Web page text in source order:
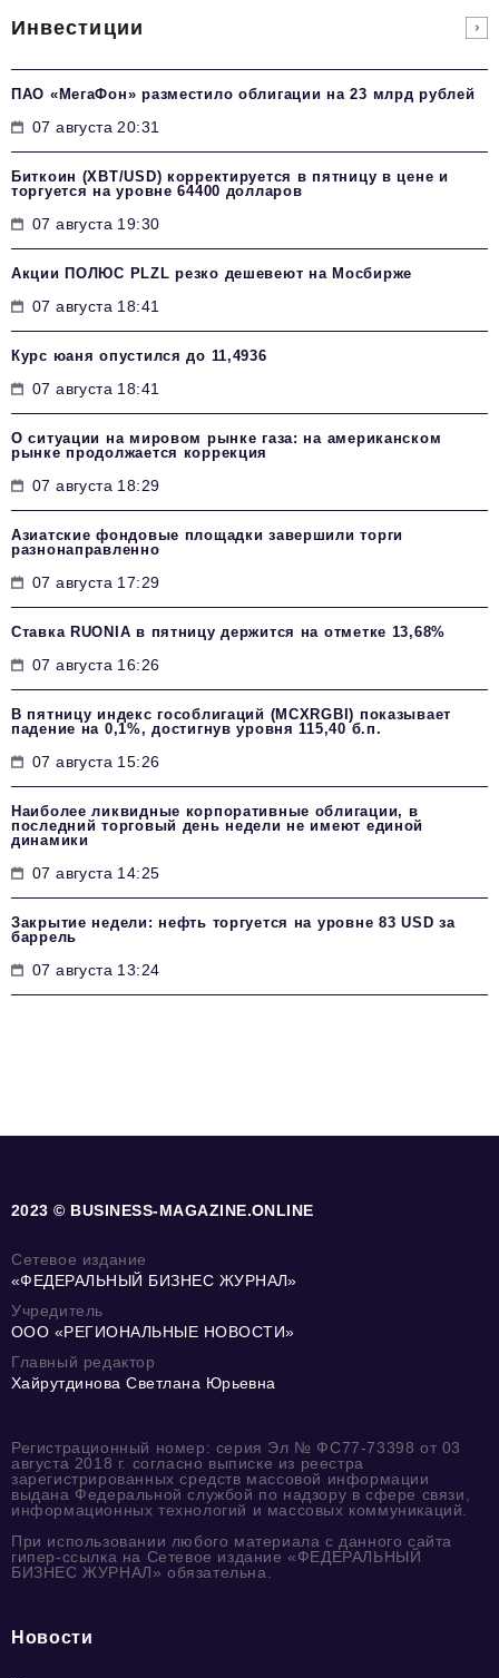
Инвестиции
ПАО «МегаФон» разместило облигации на 23 млрд рублей
07 августа 20:31
Биткоин (XBT/USD) корректируется в пятницу в цене и
торгуется на уровне 64400 долларов
07 августа 19:30
Акции ПОЛЮС PLZL резко дешевеют на Мосбирже
07 августа 18:41
Курс юаня опустился до 11,4936
07 августа 18:41
О ситуации на мировом рынке газа: на американском
рынке продолжается коррекция
07 августа 18:29
Азиатские фондовые площадки завершили торги
разнонаправленно
07 августа 17:29
Ставка RUONIA в пятницу держится на отметке 13,68%
07 августа 16:26
В пятницу индекс гособлигаций (MCXRGBI) показывает
падение на 0,1%, достигнув уровня 115,40 б.п.
07 августа 15:26
Наиболее ликвидные корпоративные облигации, в
последний торговый день недели не имеют единой
динамики
07 августа 14:25
Закрытие недели: нефть торгуется на уровне 83 USD за
баррель
07 августа 13:24
2023 © BUSINESS-MAGAZINE.ONLINE
Сетевое издание
«ФЕДЕРАЛЬНЫЙ БИЗНЕС ЖУРНАЛ»
Учредитель
ООО «РЕГИОНАЛЬНЫЕ НОВОСТИ»
Главный редактор
Хайрутдинова Светлана Юрьевна
Регистрационный номер: серия Эл № ФС77-73398 от 03
августа 2018 г. согласно выписке из реестра
зарегистрированных средств массовой информации
выдана Федеральной службой по надзору в сфере связи,
информационных технологий и массовых коммуникаций.
При использовании любого материала с данного сайта
гипер-ссылка на Сетевое издание «ФЕДЕРАЛЬНЫЙ
БИЗНЕС ЖУРНАЛ» обязательна.
Новости